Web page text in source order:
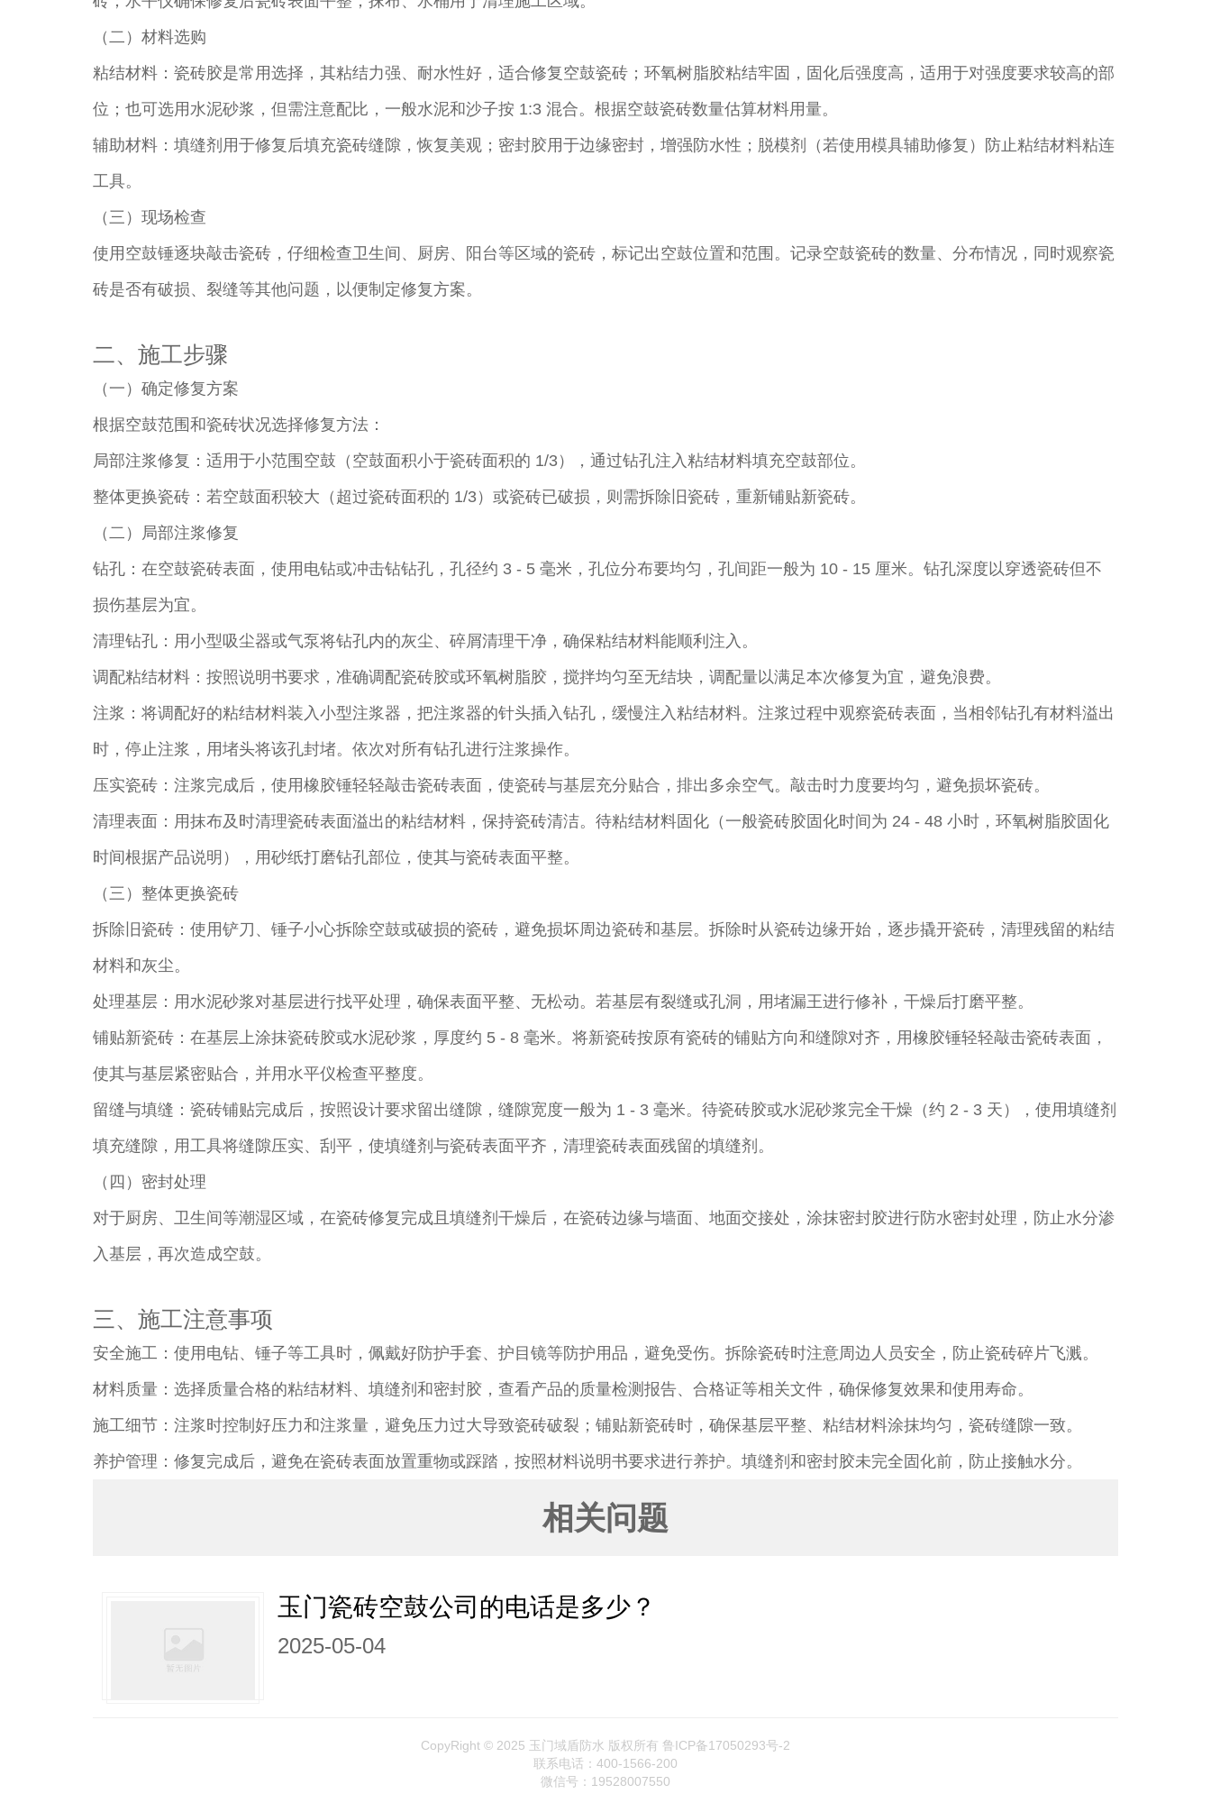
（二）材料选购​
粘结材料：瓷砖胶是常用选择，其粘结力强、耐水性好，适合修复空鼓瓷砖；环氧树脂胶粘结牢固，固化后强度高，适用于对强度要求较高的部
位；也可选用水泥砂浆，但需注意配比，一般水泥和沙子按 1:3 混合。根据空鼓瓷砖数量估算材料用量。​
辅助材料：填缝剂用于修复后填充瓷砖缝隙，恢复美观；密封胶用于边缘密封，增强防水性；脱模剂（若使用模具辅助修复）防止粘结材料粘连
工具。​
（三）现场检查​
使用空鼓锤逐块敲击瓷砖，仔细检查卫生间、厨房、阳台等区域的瓷砖，标记出空鼓位置和范围。记录空鼓瓷砖的数量、分布情况，同时观察瓷
砖是否有破损、裂缝等其他问题，以便制定修复方案。​
二、施工步骤​
（一）确定修复方案​
根据空鼓范围和瓷砖状况选择修复方法：​
局部注浆修复：适用于小范围空鼓（空鼓面积小于瓷砖面积的 1/3），通过钻孔注入粘结材料填充空鼓部位。​
整体更换瓷砖：若空鼓面积较大（超过瓷砖面积的 1/3）或瓷砖已破损，则需拆除旧瓷砖，重新铺贴新瓷砖。​
（二）局部注浆修复​
钻孔：在空鼓瓷砖表面，使用电钻或冲击钻钻孔，孔径约 3 - 5 毫米，孔位分布要均匀，孔间距一般为 10 - 15 厘米。钻孔深度以穿透瓷砖但不
损伤基层为宜。​
清理钻孔：用小型吸尘器或气泵将钻孔内的灰尘、碎屑清理干净，确保粘结材料能顺利注入。​
调配粘结材料：按照说明书要求，准确调配瓷砖胶或环氧树脂胶，搅拌均匀至无结块，调配量以满足本次修复为宜，避免浪费。​
注浆：将调配好的粘结材料装入小型注浆器，把注浆器的针头插入钻孔，缓慢注入粘结材料。注浆过程中观察瓷砖表面，当相邻钻孔有材料溢出
时，停止注浆，用堵头将该孔封堵。依次对所有钻孔进行注浆操作。​
压实瓷砖：注浆完成后，使用橡胶锤轻轻敲击瓷砖表面，使瓷砖与基层充分贴合，排出多余空气。敲击时力度要均匀，避免损坏瓷砖。​
清理表面：用抹布及时清理瓷砖表面溢出的粘结材料，保持瓷砖清洁。待粘结材料固化（一般瓷砖胶固化时间为 24 - 48 小时，环氧树脂胶固化
时间根据产品说明），用砂纸打磨钻孔部位，使其与瓷砖表面平整。​
（三）整体更换瓷砖​
拆除旧瓷砖：使用铲刀、锤子小心拆除空鼓或破损的瓷砖，避免损坏周边瓷砖和基层。拆除时从瓷砖边缘开始，逐步撬开瓷砖，清理残留的粘结
材料和灰尘。​
处理基层：用水泥砂浆对基层进行找平处理，确保表面平整、无松动。若基层有裂缝或孔洞，用堵漏王进行修补，干燥后打磨平整。​
铺贴新瓷砖：在基层上涂抹瓷砖胶或水泥砂浆，厚度约 5 - 8 毫米。将新瓷砖按原有瓷砖的铺贴方向和缝隙对齐，用橡胶锤轻轻敲击瓷砖表面，
使其与基层紧密贴合，并用水平仪检查平整度。​
留缝与填缝：瓷砖铺贴完成后，按照设计要求留出缝隙，缝隙宽度一般为 1 - 3 毫米。待瓷砖胶或水泥砂浆完全干燥（约 2 - 3 天），使用填缝剂
填充缝隙，用工具将缝隙压实、刮平，使填缝剂与瓷砖表面平齐，清理瓷砖表面残留的填缝剂。​
（四）密封处理​
对于厨房、卫生间等潮湿区域，在瓷砖修复完成且填缝剂干燥后，在瓷砖边缘与墙面、地面交接处，涂抹密封胶进行防水密封处理，防止水分渗
入基层，再次造成空鼓。​
三、施工注意事项​
安全施工：使用电钻、锤子等工具时，佩戴好防护手套、护目镜等防护用品，避免受伤。拆除瓷砖时注意周边人员安全，防止瓷砖碎片飞溅。​
材料质量：选择质量合格的粘结材料、填缝剂和密封胶，查看产品的质量检测报告、合格证等相关文件，确保修复效果和使用寿命。​
施工细节：注浆时控制好压力和注浆量，避免压力过大导致瓷砖破裂；铺贴新瓷砖时，确保基层平整、粘结材料涂抹均匀，瓷砖缝隙一致。​
养护管理：修复完成后，避免在瓷砖表面放置重物或踩踏，按照材料说明书要求进行养护。填缝剂和密封胶未完全固化前，防止接触水分。
相关问题
玉门瓷砖空鼓公司的电话是多少？
2025-05-04
CopyRight © 2025 玉门域盾防水 版权所有 鲁ICP备17050293号-2
联系电话：400-1566-200
微信号：19528007550